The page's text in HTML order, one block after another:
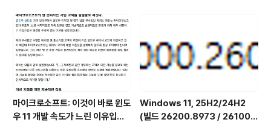
/ 26100.x → 26100.8973 (=
7월 일반 사용자용 선택적 비보안
업데이트)
비스를 비활성화하는 방법)
마이크로소프트: 이것이 바로 윈도
우 11 개발 속도가 느린 이유입니
Windows 11, 25H2/24H2
(빌드 26200.8973 / 26100.